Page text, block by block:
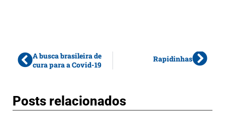
A busca brasileira de
cura para a Covid-19
Rapidinhas
Posts relacionados